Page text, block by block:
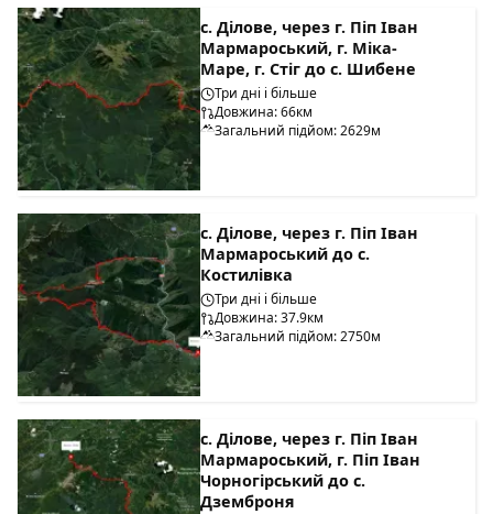
с. Ділове, через г. Піп Іван
Мармароський, г. Міка-
Маре, г. Стіг до с. Шибене
Три дні і більше
Довжина: 66км
Загальний підйом: 2629м
с. Ділове, через г. Піп Іван
Мармароський до с.
Костилівка
Три дні і більше
Довжина: 37.9км
Загальний підйом: 2750м
с. Ділове, через г. Піп Іван
Мармароський, г. Піп Іван
Чорногірський до с.
Дземброня